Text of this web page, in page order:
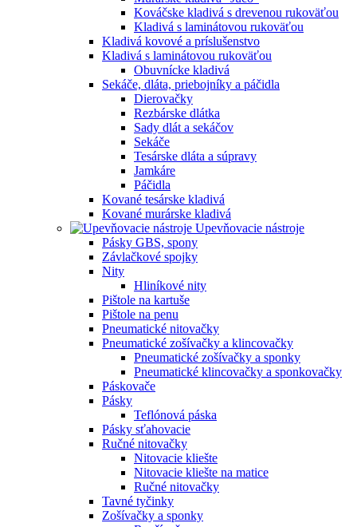
Kováčske kladivá s drevenou rukoväťou
Kladivá s laminátovou rukoväťou
Kladivá kovové a príslušenstvo
Kladivá s laminátovou rukoväťou
Obuvnícke kladivá
Sekáče, dláta, priebojníky a páčidla
Dierovačky
Rezbárske dlátka
Sady dlát a sekáčov
Sekáče
Tesárske dláta a súpravy
Jamkáre
Páčidla
Kované tesárske kladivá
Kované murárske kladivá
Upevňovacie nástroje
Pásky GBS, spony
Závlačkové spojky
Nity
Hliníkové nity
Pištole na kartuše
Pištole na penu
Pneumatické nitovačky
Pneumatické zošívačky a klincovačky
Pneumatické zošívačky a sponky
Pneumatické klincovačky a sponkovačky
Páskovače
Pásky
Teflónová páska
Pásky sťahovacie
Ručné nitovačky
Nitovacie kliešte
Nitovacie kliešte na matice
Ručné nitovačky
Tavné tyčinky
Zošívačky a sponky